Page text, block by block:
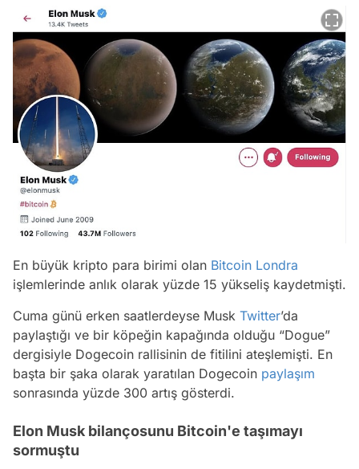
En büyük kripto para birimi olan Bitcoin Londra
işlemlerinde anlık olarak yüzde 15 yükseliş kaydetmişti.
Cuma günü erken saatlerdeyse Musk Twitter’da
paylaştığı ve bir köpeğin kapağında olduğu “Dogue”
dergisiyle Dogecoin rallisinin de fitilini ateşlemişti. En
başta bir şaka olarak yaratılan Dogecoin paylaşım
sonrasında yüzde 300 artış gösterdi.
Elon Musk bilançosunu Bitcoin'e taşımayı
sormuştu